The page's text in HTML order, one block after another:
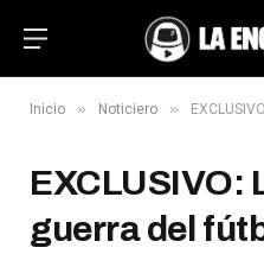
Inicio » Noticiero » EXCLUSIVO: La
EXCLUSIVO:
guerra del